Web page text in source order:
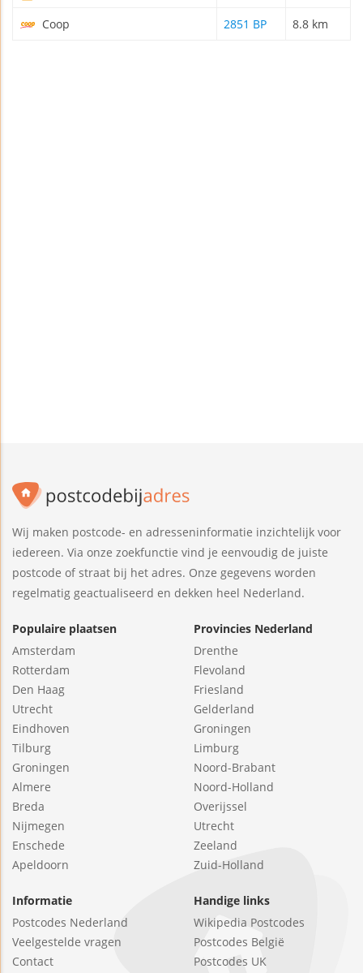
Coop 2851 BP 8.8 km
Wij maken postcode- en adresseninformatie inzichtelijk voor
iedereen. Via onze zoekfunctie vind je eenvoudig de juiste
postcode of straat bij het adres. Onze gegevens worden
regelmatig geactualiseerd en dekken heel Nederland.
Populaire plaatsen
Amsterdam
Rotterdam
Den Haag
Utrecht
Eindhoven
Tilburg
Groningen
Almere
Breda
Nijmegen
Enschede
Apeldoorn
Provincies Nederland
Drenthe
Flevoland
Friesland
Gelderland
Groningen
Limburg
Noord-Brabant
Noord-Holland
Overijssel
Utrecht
Zeeland
Zuid-Holland
Informatie
Postcodes Nederland
Veelgestelde vragen
Contact
Handige links
Wikipedia Postcodes
Postcodes België
Postcodes UK